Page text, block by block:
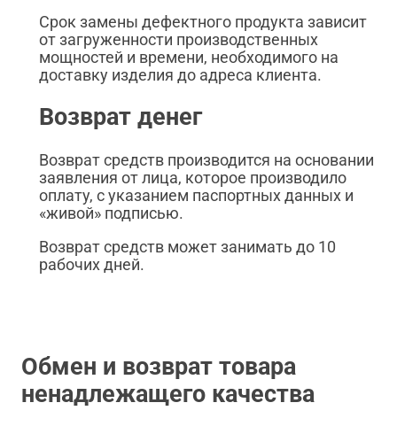
Срок замены дефектного продукта зависит
от загруженности производственных
мощностей и времени, необходимого на
доставку изделия до адреса клиента.
Возврат денег
Возврат средств производится на основании
заявления от лица, которое производило
оплату, с указанием паспортных данных и
«живой» подписью.
Возврат средств может занимать до 10
рабочих дней.
Обмен и возврат товара
ненадлежащего качества